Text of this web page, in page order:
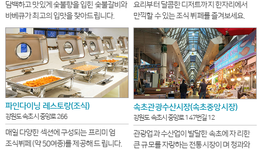
담백하고 맛있게 숯불향을 입힌 숯불갈비와
바베큐가 최고의 입맛을 찾아드립니다.
요리부터 달콤한 디저트까지 한자리에서
만끽할 수 있는 조식 뷔페를 즐겨보세요.
파인다이닝 레스토랑(조식)
강원도 속초시 중앙로 266
매일 다양한 섹션에 구성되는 프리미 엄
조식뷔페 (약 50여종)를 제공해 드 립니다.
속초관광수산시장(속초중앙시장)
강원도 속초시 중앙로 147번길 12
관광업과 수산업이 발달한 속초에 자 리한
큰 규모를 자랑하는 전통시장이 며 청과와